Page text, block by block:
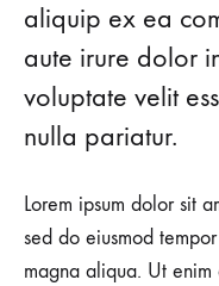
aliquip ex ea
aute irure dolor
voluptate velit
nulla pariatur.
Lorem ipsum dolor sit
sed do eiusmod
magna aliqua. Ut enim